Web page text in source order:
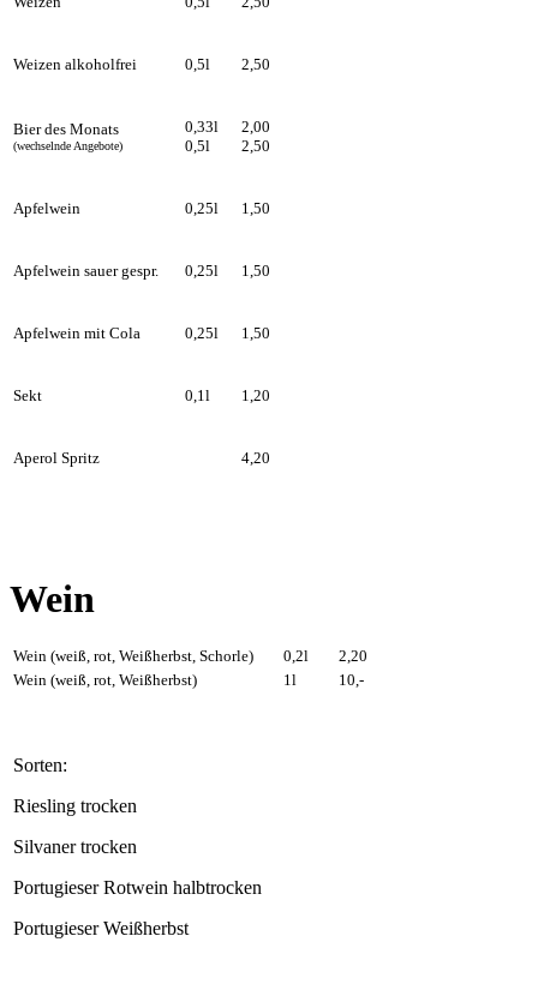
Weizen alkoholfrei 0,5l 2,50
Bier des Monats
(wechselnde Angebote)
0,33l
0,5l
2,00
2,50
Apfelwein 0,25l 1,50
Apfelwein sauer gespr. 0,25l 1,50
Apfelwein mit Cola 0,25l 1,50
Sekt 0,1l 1,20
Aperol Spritz 4,20
Wein
Wein (weiß, rot, Weißherbst, Schorle) 0,2l
2,20
Wein (weiß, rot, Weißherbst) 1l 10,-
Sorten:
Riesling trocken
Silvaner trocken
Portugieser Rotwein halbtrocken
Portugieser Weißherbst